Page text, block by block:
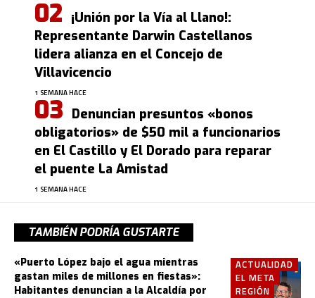
¡Unión por la Vía al Llano!:
Representante Darwin Castellanos
lidera alianza en el Concejo de
Villavicencio
1 SEMANA HACE
Denuncian presuntos «bonos
obligatorios» de $50 mil a funcionarios
en El Castillo y El Dorado para reparar
el puente La Amistad
1 SEMANA HACE
TAMBIÉN PODRÍA GUSTARTE
ACTUALIDAD
EL META
REGIÓN
«Puerto López bajo el agua mientras
gastan miles de millones en fiestas»:
Habitantes denuncian a la Alcaldía por